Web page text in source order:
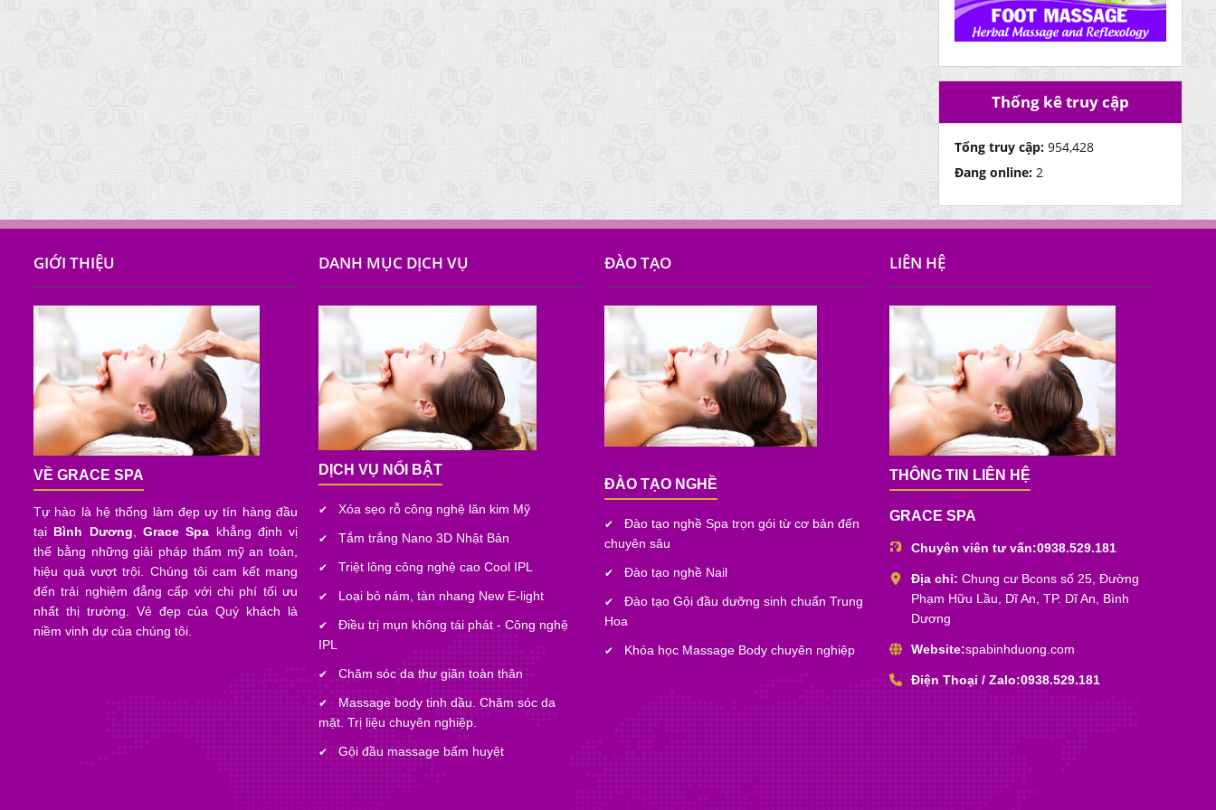
Thống kê truy cập
Tổng truy cập: 954,428
Đang online: 2
GIỚI THIỆU
VỀ GRACE SPA
Tự hào là hệ thống làm đẹp uy tín hàng đầu
tại Bình Dương Grace Spa khẳng định vị
thế bằng những giải pháp thẩm mỹ an toàn,
hiệu quả vượt trội. Chúng tôi cam kết mang
đến trải nghiệm đẳng cấp với chi phí tối ưu
nhất thị trường. Vẻ đẹp của Quý khách là
niềm vinh dự của chúng tôi.
DANH MỤC DỊCH VỤ
DỊCH VỤ NỔI BẬT
✔ Xóa sẹo rỗ công nghệ lăn kim Mỹ
✔ Tắm trắng Nano 3D Nhật Bản
✔ Triệt lông công nghệ cao Cool IPL
✔ Loại bỏ nám, tàn nhang New E-light
✔
Điều trị mụn không tái phát - Công nghệ
IPL
✔ Chăm sóc da thư giãn toàn thân
✔
Massage body tinh dầu. Chăm sóc da
mặt. Trị liệu chuyên nghiệp.
✔ Gội đầu massage bấm huyệt
ĐÀO TẠO
ĐÀO TẠO NGHỀ
✔
Đào tạo nghề Spa trọn gói từ cơ bản đến
chuyên sâu
✔ Đào tạo nghề Nail
✔
Đào tạo Gội đầu dưỡng sinh chuẩn Trung
Hoa
✔ Khóa học Massage Body chuyên nghiệp
LIÊN HỆ
THÔNG TIN LIÊN HỆ
GRACE SPA
Chuyên viên tư vấn:0938.529.181
Địa chỉ: Chung cư Bcons số 25, Đường
Phạm Hữu Lầu, Dĩ An, TP. Dĩ An, Bình
Dương
Website:spabinhduong.com
Điện Thoại / Zalo:0938.529.181